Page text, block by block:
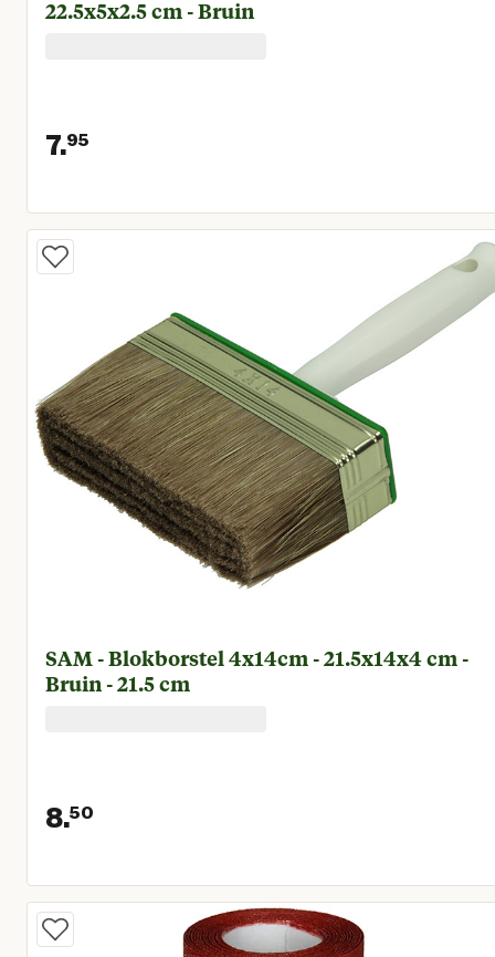
22.5x5x2.5 cm - Bruin
7.95
Huidige prijs € 7,95
SAM - Blokborstel 4x14cm - 21.5x14x4 cm -
Bruin - 21.5 cm
8.50
Huidige prijs € 8,50